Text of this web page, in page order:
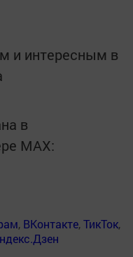
и интересным в
в
MАХ:
, ВКонтакте,ТикТок,